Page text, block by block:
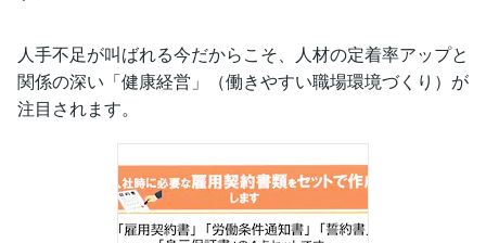
人手不足が叫ばれる今だからこそ、人材の定着率アップと
関係の深い「健康経営」（働きやすい職場環境づくり）が
注目されます。